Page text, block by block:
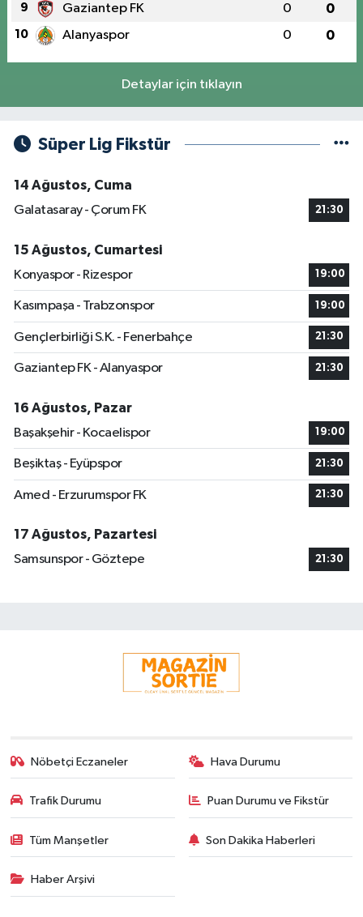
9 Gaziantep FK 0 0
10 Alanyaspor 0 0
Detaylar için tıklayın
Süper Lig Fikstür
14 Ağustos, Cuma
Galatasaray - Çorum FK
21:30
15 Ağustos, Cumartesi
Konyaspor - Rizespor
19:00
Kasımpaşa - Trabzonspor 19:00
Gençlerbirliği S.K. - Fenerbahçe 21:30
Gaziantep FK - Alanyaspor 21:30
16 Ağustos, Pazar
Başakşehir - Kocaelispor
19:00
Beşiktaş - Eyüpspor 21:30
Amed - Erzurumspor FK 21:30
17 Ağustos, Pazartesi
Samsunspor - Göztepe
21:30
Nöbetçi Eczaneler Hava Durumu
Trafik Durumu Puan Durumu ve Fikstür
Tüm Manşetler Son Dakika Haberleri
Haber Arşivi